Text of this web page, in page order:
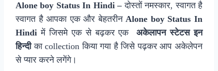
Alone boy Status In Hindi –दोस्तों नमस्कार, स्वागत है
स्वागत है आपका एक और बेहतरीनAlone boy Status In
Hindi में जिसमे एक से बढ़कर एकअकेलापन स्टेटस इन
हिन्दीका collection किया गया है जिसे पढ़कर आप अकेलेपन
से प्यार करने लगेंगे।